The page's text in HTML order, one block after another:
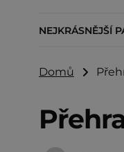
NEJKRÁSNĚJŠÍ
Domů